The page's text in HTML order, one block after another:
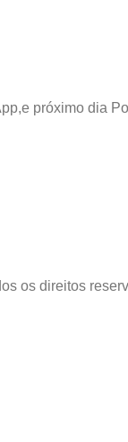
próximo dia
os direitos